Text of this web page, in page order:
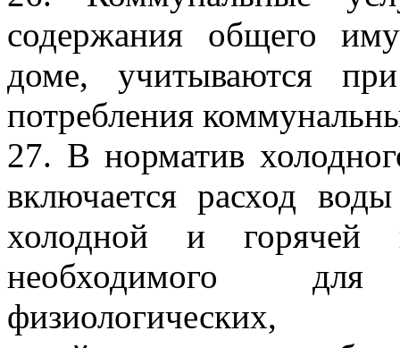
содержания общего
доме, учитываются
потребления
27. В норматив
включается расход
холодной и горячей
необходимого
физиологических,